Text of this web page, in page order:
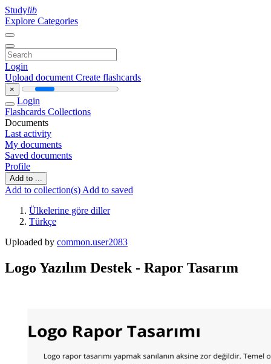
Studylib
Explore Categories
Login
Upload document Create flashcards
×
Login
Flashcards Collections
Documents
Last activity
My documents
Saved documents
Profile
Add to ...
Add to collection(s) Add to saved
Ülkelerine göre diller
Türkçe
Uploaded by common.user2083
Logo Yazılım Destek - Rapor Tasarım